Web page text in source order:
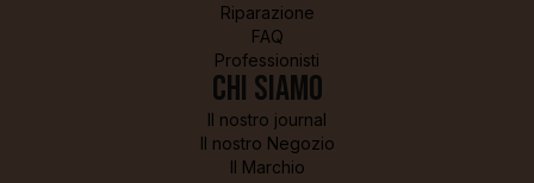
Riparazione
FAQ
Professionisti
Chi siamo
Il nostro journal
Il nostro Negozio
Il Marchio